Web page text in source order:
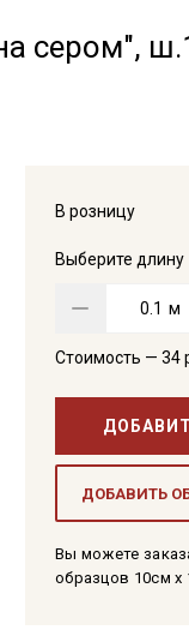
сером",
В розницу
Выберите длину
м
Стоимость — 34
ДОБАВИТЬ
Вы можете
образцов 10см x